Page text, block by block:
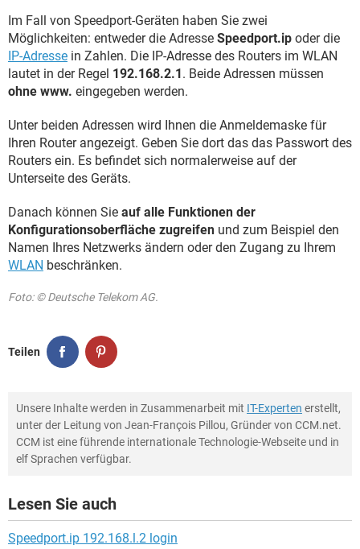
Im Fall von Speedport-Geräten haben Sie zwei
Möglichkeiten: entweder die Adresse Speedport.ip oder die
IP-Adresse in Zahlen. Die IP-Adresse des Routers im WLAN
lautet in der Regel 192.168.2.1. Beide Adressen müssen
ohne www. eingegeben werden.
Unter beiden Adressen wird Ihnen die Anmeldemaske für
Ihren Router angezeigt. Geben Sie dort das das Passwort des
Routers ein. Es befindet sich normalerweise auf der
Unterseite des Geräts.
Danach können Sie auf alle Funktionen der
Konfigurationsoberfläche zugreifen und zum Beispiel den
Namen Ihres Netzwerks ändern oder den Zugang zu Ihrem
WLAN beschränken.
Foto: © Deutsche Telekom AG.
Teilen
Unsere Inhalte werden in Zusammenarbeit mit IT-Experten erstellt,
unter der Leitung von Jean-François Pillou, Gründer von CCM.net.
CCM ist eine führende internationale Technologie-Webseite und in
elf Sprachen verfügbar.
Lesen Sie auch
Speedport.ip 192.168.l.2 login